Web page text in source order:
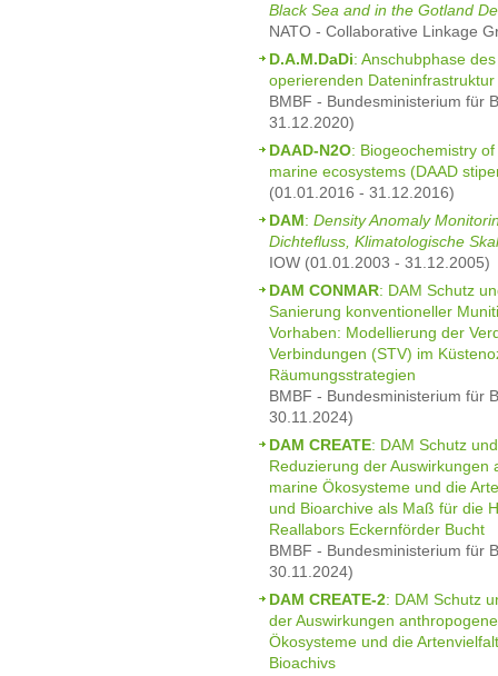
Black Sea and in the Gotland
NATO - Collaborative Linkage
D.A.M.DaDi: Anschubphase
operierenden Dateninfrastruktur
BMBF - Bundesministerium für
31.12.2020)
DAAD-N2O: Biogeochemistry
marine ecosystems (DAAD
(01.01.2016 - 31.12.2016)
DAM: Density Anomaly
Dichtefluss, Klimatologische
IOW (01.01.2003 - 31.12.2005)
DAM CONMAR: DAM Schutz
Sanierung konventioneller
Vorhaben: Modellierung der
Verbindungen (STV) im
Räumungsstrategien
BMBF - Bundesministerium für
30.11.2024)
DAM CREATE: DAM Schutz
Reduzierung der
marine Ökosysteme und die
und Bioarchive als Maß für die
Reallabors Eckernförder Bucht
BMBF - Bundesministerium für
30.11.2024)
DAM CREATE-2: DAM Schutz
der Auswirkungen
Ökosysteme und die
Bioachivs